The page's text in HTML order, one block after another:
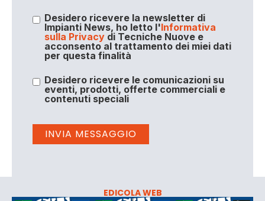
Desidero ricevere la newsletter di
Impianti News, ho letto l'Informativa
sulla Privacydi Tecniche Nuove e
acconsento al trattamento dei miei dati
per questa finalità
Desidero ricevere le comunicazioni su
eventi, prodotti, offerte commerciali e
contenuti speciali
EDICOLA WEB